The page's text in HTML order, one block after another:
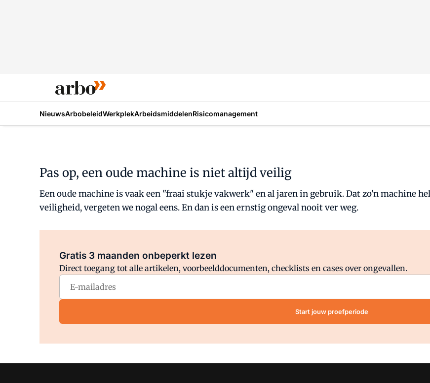
NieuwsArbobeleidWerkplekArbeidsmiddelenRisicomanagement
Pas op, een oude machine is niet altijd veilig
Een oude machine is vaak een "fraai stukje vakwerk" en al jaren in gebruik. Dat zo'n machine
veiligheid, vergeten we nogal eens. En dan is een ernstig ongeval nooit ver weg.
Gratis 3 maanden onbeperkt lezen
Direct toegang tot alle artikelen, voorbeelddocumenten, checklists en cases over ongevallen.
Start jouw proefperiode